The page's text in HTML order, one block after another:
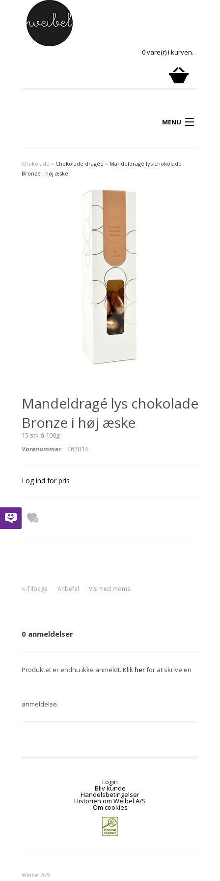
0 vare(r) i kurven.
MENU
Chokolade » Chokolade dragée » Mandeldragé lys chokolade
Bronze i høj æske
Mandeldragé lys chokolade
Bronze i høj æske
15 stk á 100g
Varenummer: 462014
Log ind for pris
«-Tilbage Anbefal Vis med moms
0 anmeldelser
Produktet er endnu ikke anmeldt. Klikherfor at skrive en
anmeldelse.
Login
Bliv kunde
Handelsbetingelser
Historien om Weibel A/S
Om cookies
Weibel A/S